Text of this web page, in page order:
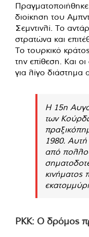
διοίκηση του
Σεμντινλί. Το
στρατώνα και
Το τουρκικό
την επίθεση. Και
για λίγο διάστημα
Η 15η
των
1980. Αυτή
από
κινήματος
PKK: Ο δρόμος